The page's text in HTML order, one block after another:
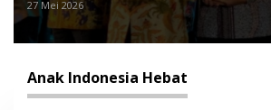
27 Mei 2026
Anak Indonesia Hebat